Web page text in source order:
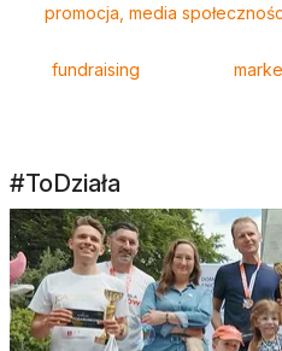
promocja, media
fundraising
#ToDziała